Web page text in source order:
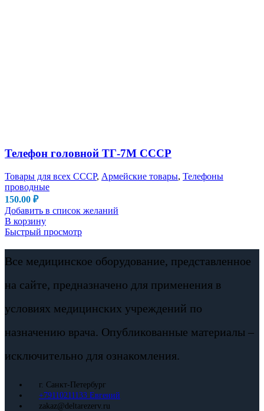
Телефон головной ТГ-7М СССР
Товары для всех СССР, Армейские товары, Телефоны
проводные
150.00 ₽
Добавить в список желаний
В корзину
Быстрый просмотр
Все медицинское оборудование, представленное
на сайте, предназначено для применения в
условиях медицинских учреждений по
назначению врача. Опубликованные материалы –
исключительно для ознакомления.
г. Санкт-Петербург
+79110211133 Евгений
zakaz@deltarezerv.ru